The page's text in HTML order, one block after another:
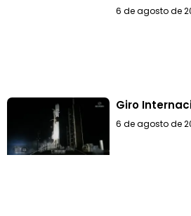
6 de agosto de
Giro
6 de agosto de